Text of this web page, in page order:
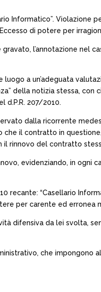
Informatico”. Violazione
di potere per
l’annotazione nel
a un’adeguata
della notizia stessa, con
d.P.R. 207/2010.
dalla ricorrente
il contratto in
il rinnovo del contratto
evidenziando, in ogni
recante: “Casellario
per carente ed erronea
difensiva da lei svolta,
che impongono